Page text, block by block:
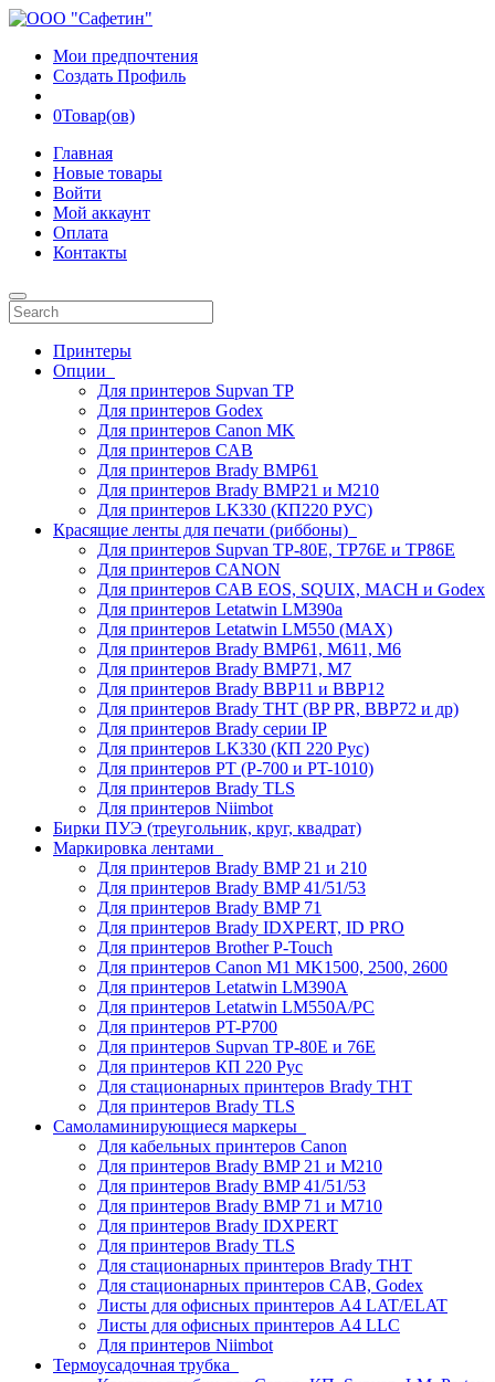
Мои предпочтения
Создать Профиль
0Товар(ов)
Главная
Новые товары
Войти
Мой аккаунт
Оплата
Контакты
Принтеры
Опции
Для принтеров Supvan TP
Для принтеров Godex
Для принтеров Canon MK
Для принтеров CAB
Для принтеров Brady BMP61
Для принтеров Brady BMP21 и M210
Для принтеров LK330 (КП220 РУС)
Красящие ленты для печати (риббоны)
Для принтеров Supvan TP-80E, TP76E и TP86E
Для принтеров CANON
Для принтеров CAB EOS, SQUIX, MACH и Godex
Для принтеров Letatwin LM390a
Для принтеров Letatwin LM550 (MAX)
Для принтеров Brady BMP61, M611, M6
Для принтеров Brady BMP71, M7
Для принтеров Brady BBP11 и BBP12
Для принтеров Brady THT (BP PR, BBP72 и др)
Для принтеров Brady серии IP
Для принтеров LK330 (КП 220 Рус)
Для принтеров PT (P-700 и PT-1010)
Для принтеров Brady TLS
Для принтеров Niimbot
Бирки ПУЭ (треугольник, круг, квадрат)
Маркировка лентами
Для принтеров Brady BMP 21 и 210
Для принтеров Brady BMP 41/51/53
Для принтеров Brady BMP 71
Для принтеров Brady IDXPERT, ID PRO
Для принтеров Brother P-Touch
Для принтеров Canon M1 MK1500, 2500, 2600
Для принтеров Letatwin LM390A
Для принтеров Letatwin LM550A/PC
Для принтеров PT-P700
Для принтеров Supvan TP-80E и 76E
Для принтеров КП 220 Рус
Для стационарных принтеров Brady THT
Для принтеров Brady TLS
Самоламинирующиеся маркеры
Для кабельных принтеров Canon
Для принтеров Brady BMP 21 и M210
Для принтеров Brady BMP 41/51/53
Для принтеров Brady BMP 71 и M710
Для принтеров Brady IDXPERT
Для принтеров Brady TLS
Для стационарных принтеров Brady THT
Для стационарных принтеров CAB, Godex
Листы для офисных принтеров А4 LAT/ELAT
Листы для офисных принтеров А4 LLC
Для принтеров Niimbot
Термоусадочная трубка